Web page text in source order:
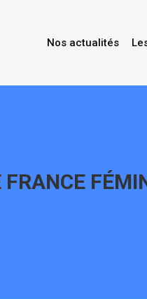
Nos actualités
FRANCE